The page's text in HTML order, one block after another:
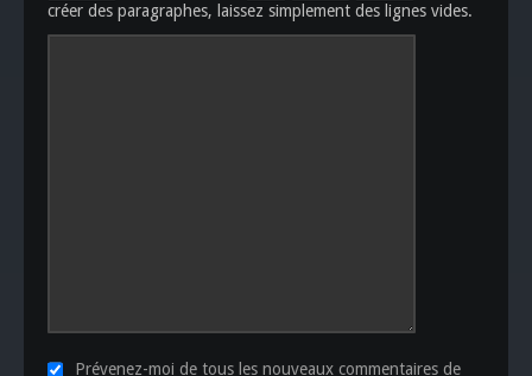
créer des paragraphes, laissez simplement des lignes vides.
Prévenez-moi de tous les nouveaux commentaires de